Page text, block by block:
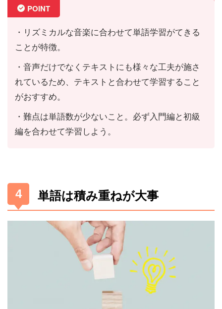
POINT
・ リズミカルな音楽に合わせて単語学習がてきる
ことが特徴。
・音声だけでなくテキストにも様々な工夫が施さ
れているため、テキストと合わせて学習すること
がおすすめ。
・難点は単語数が少ないこと。必ず入門編と初級
編を合わせて学習しよう。
単語は積み重ねが大事